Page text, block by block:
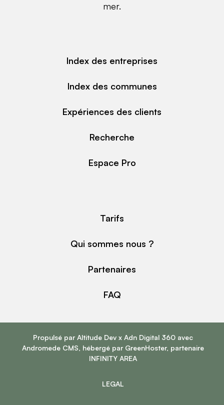
mer.
Index des entreprises
Index des communes
Expériences des clients
Recherche
Espace Pro
Tarifs
Qui sommes nous ?
Partenaires
FAQ
Propulsé par Altitude Devx Adn Digital 360avec
Andromede CMS, hébergé par GreenHoster, partenaire
INFINITY AREA
LEGAL